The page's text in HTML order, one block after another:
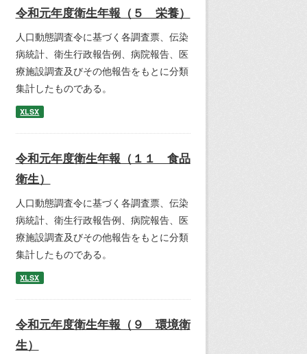
令和元年度衛生年報（５ 栄養）
人口動態調査令に基づく各調査票、伝染
病統計、衛生行政報告例、病院報告、医
療施設調査及びその他報告をもとに分類
集計したものである。
XLSX
令和元年度衛生年報（１１ 食品
衛生）
人口動態調査令に基づく各調査票、伝染
病統計、衛生行政報告例、病院報告、医
療施設調査及びその他報告をもとに分類
集計したものである。
XLSX
令和元年度衛生年報（９ 環境衛
生）